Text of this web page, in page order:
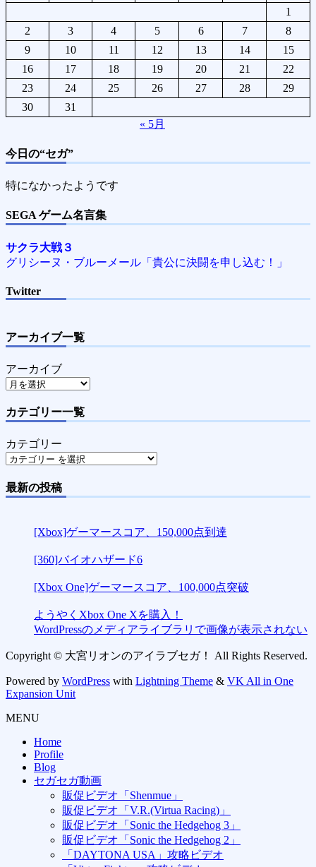
1
2
3 4 5 6 7
8
9
10 11 12 13 14
15
16
17 18 19 20 21
22
23
24 25 26 27 28
29
30
31
« 5月
今日の“セガ”
特になかったようです
SEGA ゲーム名言集
サクラ大戦３
グリシーヌ・ブルーメール「貴公に決闘を申し込む！」
Twitter
アーカイブ一覧
アーカイブ
カテゴリー一覧
カテゴリー
最新の投稿
[Xbox]ゲーマースコア、150,000点到達
[360]バイオハザード6
[Xbox One]ゲーマースコア、100,000点突破
ようやくXbox One Xを購入！
WordPressのメディアライブラリで画像が表示されない
Copyright © 大宮リオンのアイラブセガ！ All Rights Reserved.
Powered by WordPress with Lightning Theme & VK All in One
Expansion Unit
MENU
Home
Profile
Blog
セガセガ動画
販促ビデオ「Shenmue」
販促ビデオ「V.R.(Virtua Racing)」
販促ビデオ「Sonic the Hedgehog 3」
販促ビデオ「Sonic the Hedgehog 2」
「DAYTONA USA」攻略ビデオ